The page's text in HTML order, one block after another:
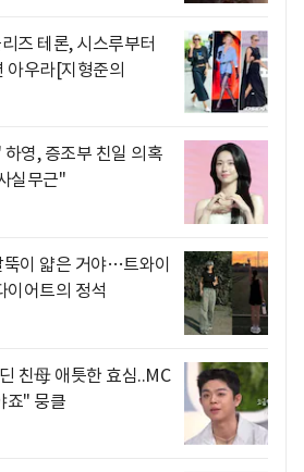
즈 테론, 시스루부터
아우라[지형준의
영, 증조부 친일 의혹
실무근"
뚝이 얇은 거야…트와이
이어트의 정석
친母 애틋한 효심..MC
죠" 뭉클